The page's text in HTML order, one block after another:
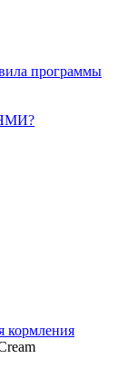
программы
кормления